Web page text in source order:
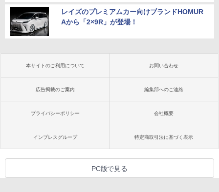
レイズのプレミアムカー向けブランドHOMUR
Aから「2×9R」が登場！
本サイトのご利用について お問い合わせ
広告掲載のご案内 編集部へのご連絡
プライバシーポリシー 会社概要
インプレスグループ 特定商取引法に基づく表示
PC版で見る